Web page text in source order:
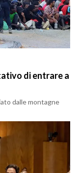
di entrare a
dalle montagne